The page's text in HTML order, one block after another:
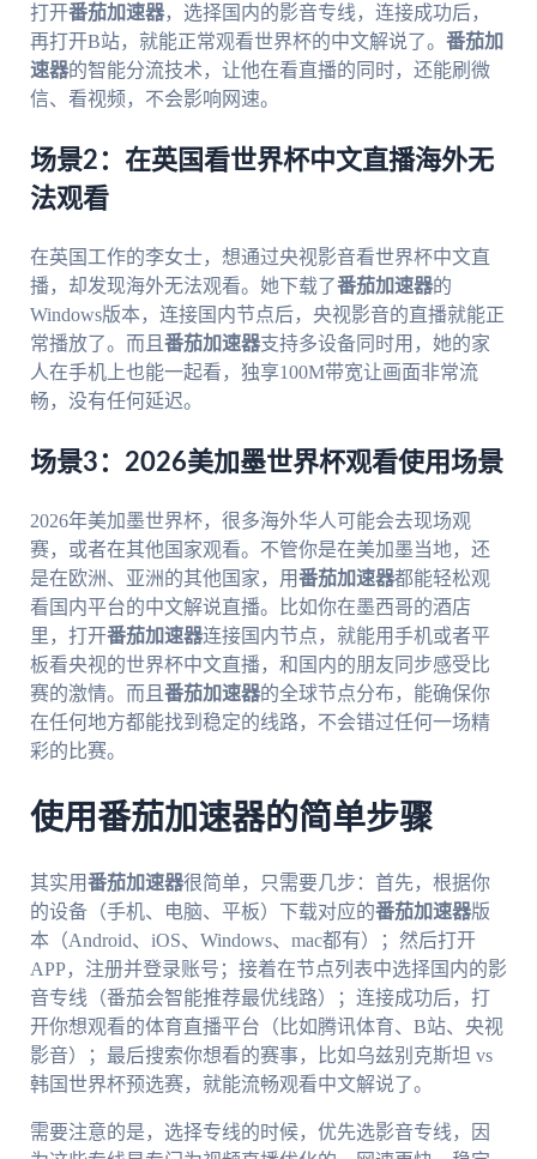
打开番茄加速器，选择国内的影音专线，连接成功后，
再打开B站，就能正常观看世界杯的中文解说了。 番茄加
速器的智能分流技术，让他在看直播的同时，还能刷微
信、看视频，不会影响网速。
场景2：在英国看世界杯中文直播海外无
法观看
在英国工作的李女士，想通过央视影音看世界杯中文直
播，却发现海外无法观看。她下载了番茄加速器的
Windows版本，连接国内节点后，央视影音的直播就能正
常播放了。而且 番茄加速器支持多设备同时用，她的家
人在手机上也能一起看，独享100M带宽让画面非常流
畅，没有任何延迟。
场景3：2026美加墨世界杯观看使用场景
2026年美加墨世界杯，很多海外华人可能会去现场观
赛，或者在其他国家观看。不管你是在美加墨当地，还
是在欧洲、亚洲的其他国家，用番茄加速器都能轻松观
看国内平台的中文解说直播。比如你在墨西哥的酒店
里，打开番茄加速器连接国内节点，就能用手机或者平
板看央视的世界杯中文直播，和国内的朋友同步感受比
赛的激情。而且 番茄加速器的全球节点分布，能确保你
在任何地方都能找到稳定的线路，不会错过任何一场精
彩的比赛。
使用番茄加速器的简单步骤
其实用番茄加速器很简单，只需要几步：首先，根据你
的设备（手机、电脑、平板）下载对应的番茄加速器版
本（Android、iOS、Windows、mac都有）；然后打开
APP，注册并登录账号；接着在节点列表中选择国内的影
音专线（番茄会智能推荐最优线路）；连接成功后，打
开你想观看的体育直播平台（比如腾讯体育、B站、央视
影音）；最后搜索你想看的赛事，比如乌兹别克斯坦 vs
韩国世界杯预选赛，就能流畅观看中文解说了。
需要注意的是，选择专线的时候，优先选影音专线，因